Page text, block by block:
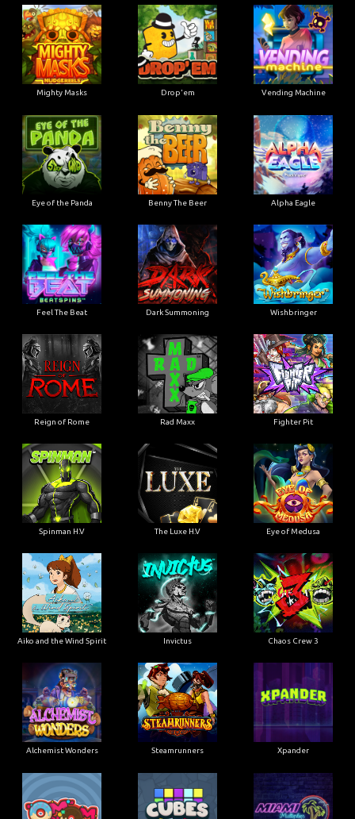
Mighty Masks Drop'em Vending Machine
Eye of the Panda Benny The Beer Alpha Eagle
Feel The Beat Dark Summoning Wishbringer
Reign of Rome Rad Maxx Fighter Pit
Spinman H.V The Luxe H.V Eye of Medusa
Aiko and the Wind Spirit Invictus Chaos Crew 3
Alchemist Wonders Steamrunners Xpander